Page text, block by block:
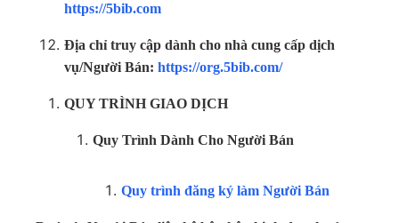
https://5bib.com
Địa chỉ truy cập dành cho nhà cung cấp dịch
vụ/Người Bán: https://org.5bib.com/
QUY TRÌNH GIAO DỊCH
Quy Trình Dành Cho Người Bán
Quy trình đăng ký làm Người Bán